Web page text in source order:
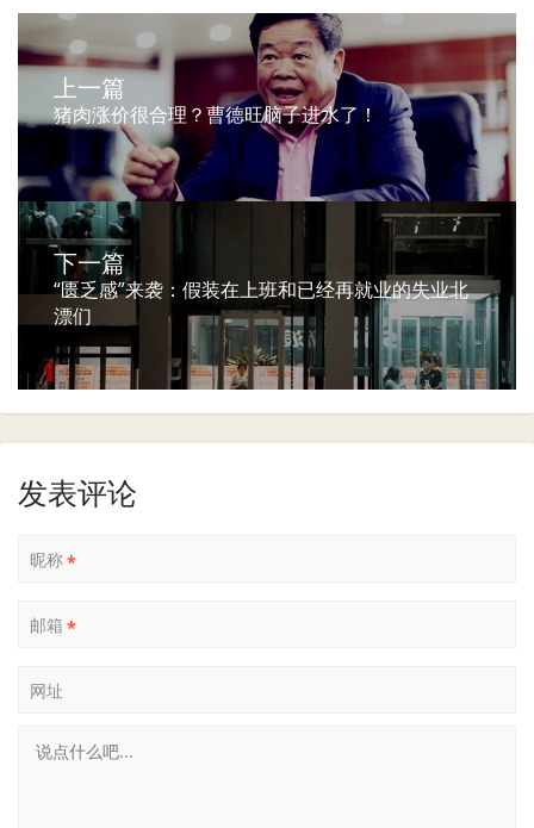
上一篇
猪肉涨价很合理？曹德旺脑子进水了！
下一篇
“匮乏感”来袭：假装在上班和已经再就业的失业北
漂们
发表评论
昵称*
邮箱 *
网址